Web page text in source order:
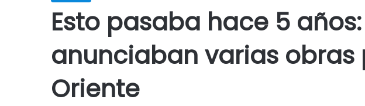
Esto pasaba hace 5 años:
anunciaban varias obras
Oriente